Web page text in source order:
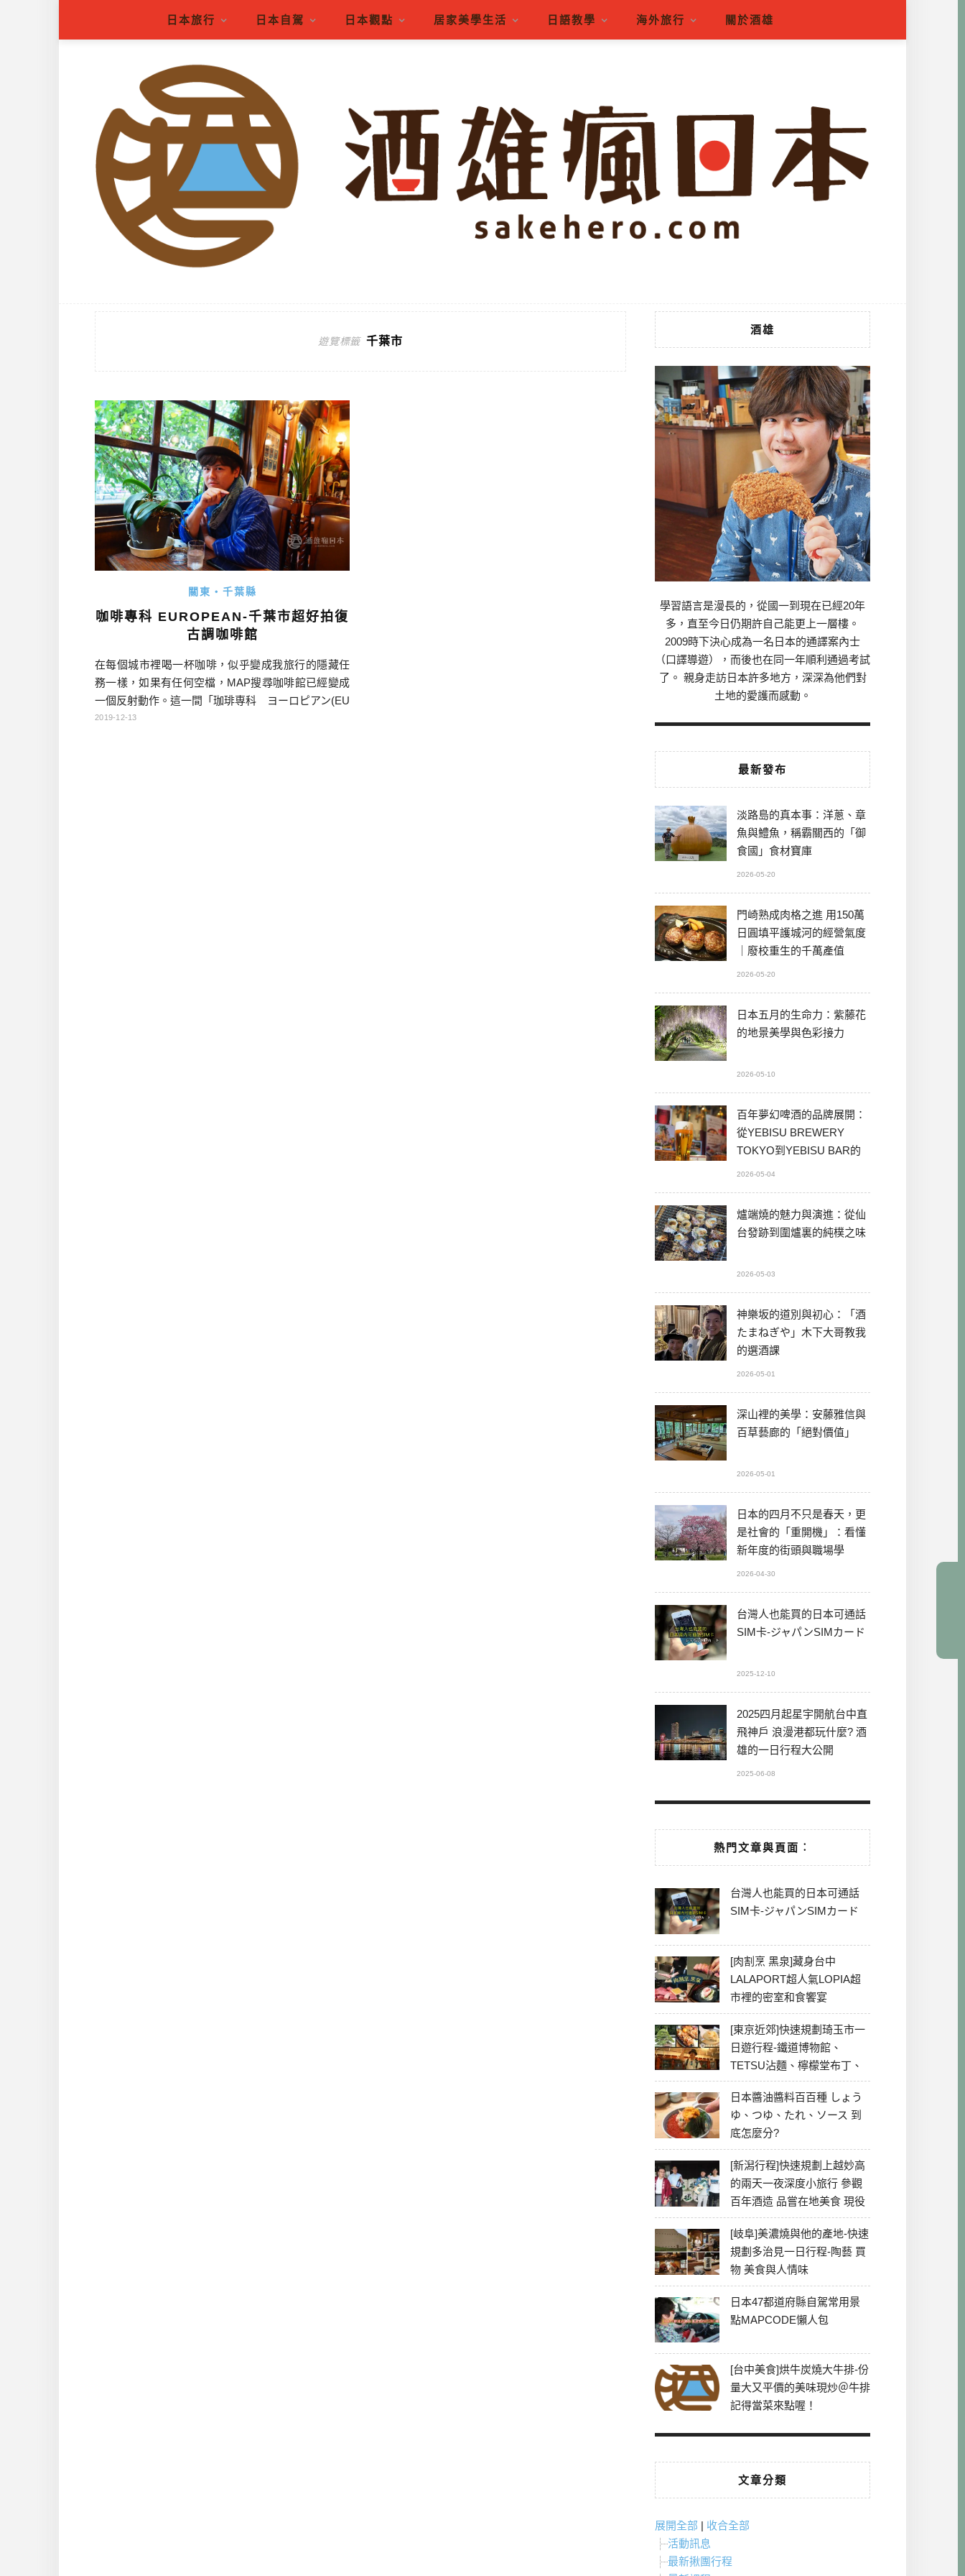
日本旅行 日本自駕 日本觀點 居家美學生活 日語教學 海外旅行 關於酒雄
遊覽標籤 千葉市
關東・千葉縣
咖啡專科 EUROPEAN-千葉市超好拍復
古調咖啡館
在每個城市裡喝一杯咖啡，似乎變成我旅行的隱藏任
務一樣，如果有任何空檔，MAP搜尋咖啡館已經變成
一個反射動作。這一間「珈琲専科 ヨーロピアン(EU
ROPEAN)」則是前一晚我們要去吃晚餐之際，不小心
2019-12-13
酒雄
學習語言是漫長的，從國一到現在已經20年
多，直至今日仍期許自己能更上一層樓。
2009時下決心成為一名日本的通譯案內士
（口譯導遊），而後也在同一年順利通過考試
了。 親身走訪日本許多地方，深深為他們對
土地的愛護而感動。
最新發布
淡路島的真本事：洋蔥、章
魚與鱧魚，稱霸關西的「御
食國」食材寶庫
2026-05-20
門崎熟成肉格之進 用150萬
日圓填平護城河的經營氣度
｜廢校重生的千萬產值
2026-05-20
日本五月的生命力：紫藤花
的地景美學與色彩接力
2026-05-10
百年夢幻啤酒的品牌展開：
從YEBISU BREWERY
TOKYO到YEBISU BAR的
2026-05-04
爐端燒的魅力與演進：從仙
台發跡到圍爐裏的純樸之味
2026-05-03
神樂坂的道別與初心：「酒
たまねぎや」木下大哥教我
的選酒課
2026-05-01
深山裡的美學：安藤雅信與
百草藝廊的「絕對價值」
2026-05-01
日本的四月不只是春天，更
是社會的「重開機」：看懂
新年度的街頭與職場學
2026-04-30
台灣人也能買的日本可通話
SIM卡-ジャパンSIMカード
2025-12-10
2025四月起星宇開航台中直
飛神戶 浪漫港都玩什麼? 酒
雄的一日行程大公開
2025-06-08
熱門文章與頁面︰
台灣人也能買的日本可通話
SIM卡-ジャパンSIMカード
[肉割烹 黑泉]藏身台中
LALAPORT超人氣LOPIA超
市裡的密室和食饗宴
[東京近郊]快速規劃琦玉市一
日遊行程-鐵道博物館、
TETSU沾麵、檸檬堂布丁、
冰川神社、美食彙整
日本醬油醬料百百種 しょう
ゆ、つゆ、たれ、ソース 到
底怎麼分?
[新潟行程]快速規劃上越妙高
的兩天一夜深度小旅行 參觀
百年酒造 品嘗在地美食 現役
最老牌電影院
[岐阜]美濃燒與他的產地-快速
規劃多治見一日行程-陶藝 買
物 美食與人情味
日本47都道府縣自駕常用景
點MAPCODE懶人包
[台中美食]烘牛炭燒大牛排-份
量大又平價的美味現炒＠牛排
記得當菜來點喔！
文章分類
展開全部 | 收合全部
活動訊息
最新揪團行程